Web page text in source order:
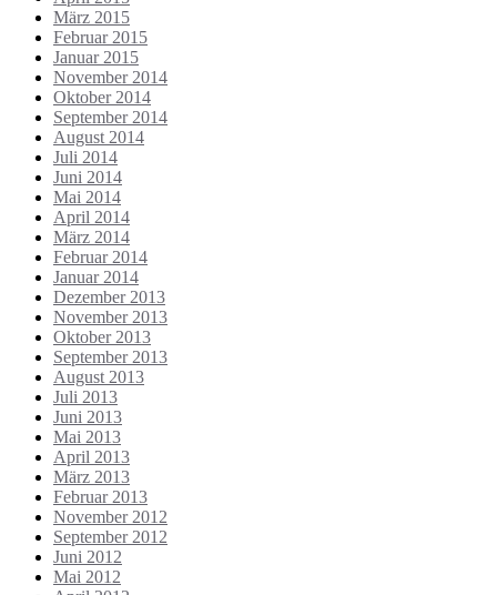
März 2015
Februar 2015
Januar 2015
November 2014
Oktober 2014
September 2014
August 2014
Juli 2014
Juni 2014
Mai 2014
April 2014
März 2014
Februar 2014
Januar 2014
Dezember 2013
November 2013
Oktober 2013
September 2013
August 2013
Juli 2013
Juni 2013
Mai 2013
April 2013
März 2013
Februar 2013
November 2012
September 2012
Juni 2012
Mai 2012